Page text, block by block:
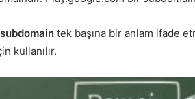
subdomain tek başına bir anlam ifade
kullanılır.